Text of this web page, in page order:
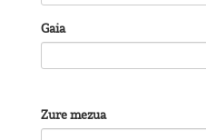
Gaia
Zure mezua